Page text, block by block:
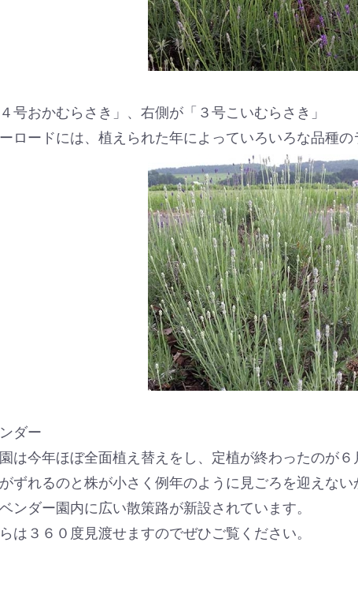
号おかむらさき」、右側が「３号こいむらさき」
ロードには、植えられた年によっていろいろな品種の
ダー
は今年ほぼ全面植え替えをし、定植が終わったのが６
ずれるのと株が小さく例年のように見ごろを迎えない
ンダー園内に広い散策路が新設されています。
は３６０度見渡せますのでぜひご覧ください。